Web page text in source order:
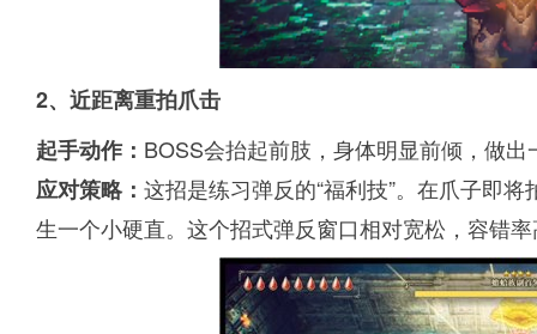
2、近距离重拍爪击
起手动作： BOSS会抬起前肢，身体明显前倾，做
应对策略： 这招是练习弹反的“福利技”。在爪子即
生一个小硬直。这个招式弹反窗口相对宽松，容错